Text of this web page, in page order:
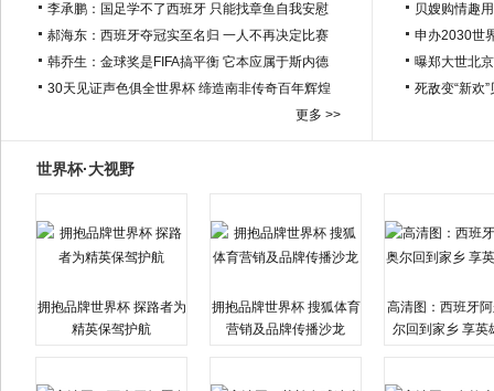
李承鹏：国足学不了西班牙 只能找章鱼自我安慰
郝海东：西班牙夺冠实至名归 一人不再决定比赛
韩乔生：金球奖是FIFA搞平衡 它本应属于斯内德
30天见证声色俱全世界杯 缔造南非传奇百年辉煌
更多 >>
贝嫂购情趣
申办2030世
曝郑大世北
死敌变“新欢
世界杯·大视野
拥抱品牌世界杯 探路者为
精英保驾护航
拥抱品牌世界杯 搜狐体育
营销及品牌传播沙龙
高清图：西班牙
尔回到家乡 享英